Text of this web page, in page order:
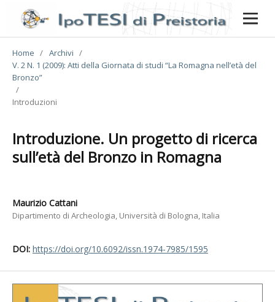
Home / Archivi /
V. 2 N. 1 (2009): Atti della Giornata di studi “La Romagna nell’età del
Bronzo”
/
Introduzioni
Introduzione. Un progetto di ricerca
sull’età del Bronzo in Romagna
Maurizio Cattani
Dipartimento di Archeologia, Università di Bologna, Italia
DOI: https://doi.org/10.6092/issn.1974-7985/1595